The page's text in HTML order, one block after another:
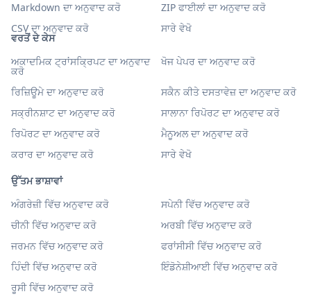
ਵਰਤੋਂ ਦੇ ਕੇਸ
ਅਕਾਦਮਿਕ ਟ੍ਰਾਂਸਕ੍ਰਿਪਟ ਦਾ ਅਨੁਵਾਦ
ਕਰੋ
ਖੋਜ ਪੇਪਰ ਦਾ ਅਨੁਵਾਦ ਕਰੋ
ਰਿਜ਼ਿਊਮੇ ਦਾ ਅਨੁਵਾਦ ਕਰੋ
ਸਕੈਨ ਕੀਤੇ ਦਸਤਾਵੇਜ਼ ਦਾ ਅਨੁਵਾਦ ਕਰੋ
ਸਕ੍ਰੀਨਸ਼ਾਟ ਦਾ ਅਨੁਵਾਦ ਕਰੋ
ਸਾਲਾਨਾ ਰਿਪੋਰਟ ਦਾ ਅਨੁਵਾਦ ਕਰੋ
ਰਿਪੋਰਟ ਦਾ ਅਨੁਵਾਦ ਕਰੋ
ਮੈਨੂਅਲ ਦਾ ਅਨੁਵਾਦ ਕਰੋ
ਕਰਾਰ ਦਾ ਅਨੁਵਾਦ ਕਰੋ
ਸਾਰੇ ਵੇਖੋ
ਉੱਤਮ ਭਾਸ਼ਾਵਾਂ
ਅੰਗਰੇਜ਼ੀ ਵਿੱਚ ਅਨੁਵਾਦ ਕਰੋ
ਸਪੇਨੀ ਵਿੱਚ ਅਨੁਵਾਦ ਕਰੋ
ਚੀਨੀ ਵਿੱਚ ਅਨੁਵਾਦ ਕਰੋ
ਅਰਬੀ ਵਿੱਚ ਅਨੁਵਾਦ ਕਰੋ
ਜਰਮਨ ਵਿੱਚ ਅਨੁਵਾਦ ਕਰੋ
ਫਰਾਂਸੀਸੀ ਵਿੱਚ ਅਨੁਵਾਦ ਕਰੋ
ਹਿੰਦੀ ਵਿੱਚ ਅਨੁਵਾਦ ਕਰੋ
ਇੰਡੋਨੇਸ਼ੀਆਈ ਵਿੱਚ ਅਨੁਵਾਦ ਕਰੋ
ਰੂਸੀ ਵਿੱਚ ਅਨੁਵਾਦ ਕਰੋ
Markdown ਦਾ ਅਨੁਵਾਦ ਕਰੋ
ZIP ਫਾਈਲਾਂ ਦਾ ਅਨੁਵਾਦ ਕਰੋ
CSV ਦਾ ਅਨੁਵਾਦ ਕਰੋ
ਸਾਰੇ ਵੇਖੋ